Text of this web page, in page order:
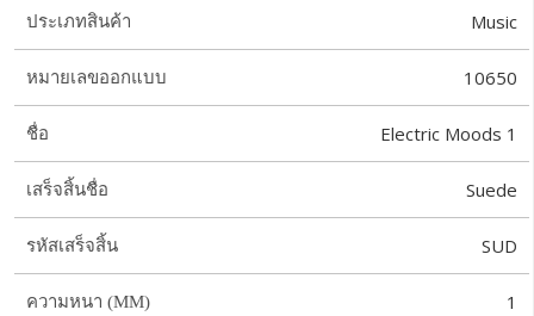
ประเภทสินค้า Music
หมายเลขออกแบบ 10650
ชื่อ Electric Moods 1
เสร็จสิ้นชื่อ Suede
รหัสเสร็จสิ้น SUD
ความหนา (MM) 1